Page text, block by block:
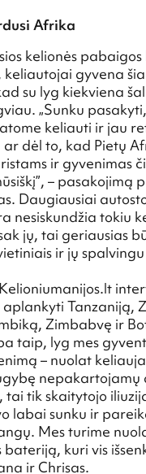
Afrika
kelionės pabaigos
keliautojai gyvena
su lyg kiekviena
„Sunku
keliauti ir jau
ar dėl to, kad Pietų
ir gyvenimas
– pasakojimą
Daugiausiai
nesiskundžia tokiu
jų, tai geriausias
ir jų spalvingu
aplankyti Tanzaniją,
Zimbabvę ir
taip, lyg mes
– nuolat
nepakartojamų
tik skaitytojo
labai sunku ir
Mes turime
kuri vis
ir Chrisas.